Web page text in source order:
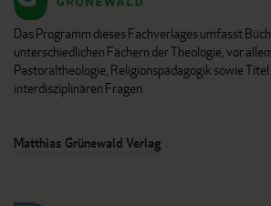
Das Programm dieses Fachverlages umfasst
unterschiedlichen Fächern der Theologie, vor
Pastoraltheologie, Religionspädagogik sowie
interdisziplinären Fragen.
Matthias Grünewald Verlag